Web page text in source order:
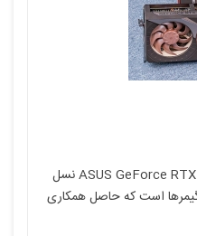
کارت گرافیک ASUS GeForce RTX 5080 Noctua OC نسل
است که حاصل همکاری